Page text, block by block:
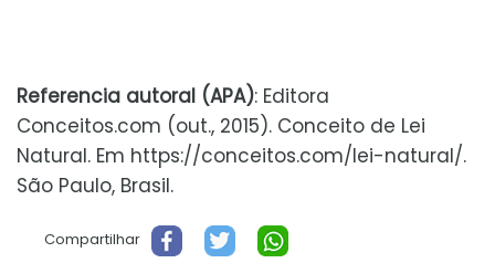
Referencia autoral (APA): Editora
Conceitos.com (out., 2015). Conceito de Lei
Natural. Em https://conceitos.com/lei-natural/.
São Paulo, Brasil.
Compartilhar